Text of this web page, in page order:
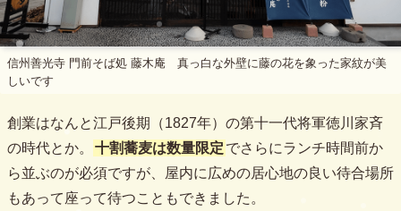
信州善光寺 門前そば処 藤木庵 真っ白な外壁に藤の花を象った家紋が美
しいです
創業はなんと江戸後期（1827年）の第十一代将軍徳川家斉
の時代とか。
十割蕎麦は数量限定 でさらにランチ時間前か
ら並ぶのが必須ですが、屋内に広めの居心地の良い待合場所
もあって座って待つこともできました。